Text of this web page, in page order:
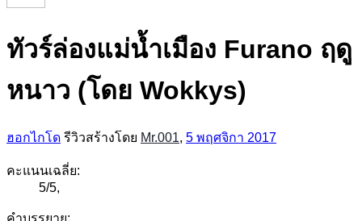
ทัวร์ล่องแม่น้ำเมือง Furano ฤดู
หนาว (โดย Wokkys)
ฮอกไกโด รีวิวสร้างโดย Mr.001, 5 พฤศจิกา 2017
คะแนนเฉลี่ย:
5/5,